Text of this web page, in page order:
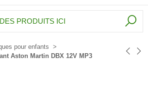
pour enfants
Aston Martin DBX 12V MP3